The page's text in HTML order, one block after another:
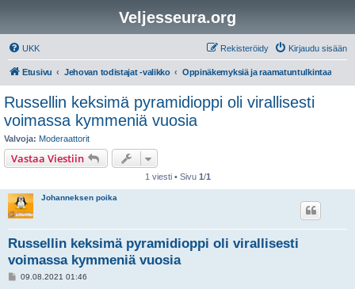
Veljesseura.org
UKK Kirjaudu sisään
Rekisteröidy
Etusivu Jehovan todistajat -valikko Oppinäkemyksiä ja raamatuntulkintaa
Russellin keksimä pyramidioppi oli virallisesti
voimassa kymmeniä vuosia
Valvoja: Moderaattorit
Vastaa Viestiin
1 viesti • Sivu 1/1
Johanneksen poika
Russellin keksimä pyramidioppi oli virallisesti
voimassa kymmeniä vuosia
V09.08.2021 01:46